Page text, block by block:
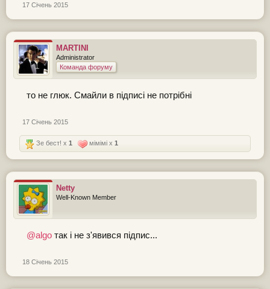
17 Січень 2015
MARTINI
Administrator
Команда форуму
то не глюк. Смайли в підписі не потрібні
17 Січень 2015
Зе бест! x 1 мімімі x 1
Netty
Well-Known Member
@algo так і не з'явився підпис...
18 Січень 2015